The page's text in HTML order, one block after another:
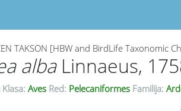
TAKSON [HBW and BirdLife Taxonomic
alba Linnaeus,
Klasa: Aves Red: Pelecaniformes Familija: